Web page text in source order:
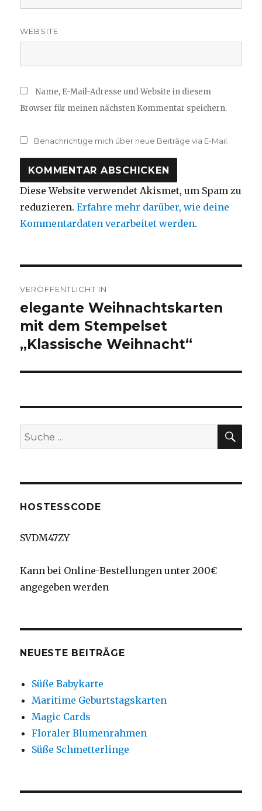
WEBSITE
Name, E-Mail-Adresse und Website in diesem
Browser für meinen nächsten Kommentar speichern.
Benachrichtige mich über neue Beiträge via E-Mail.
Diese Website verwendet Akismet, um Spam zu
reduzieren.Erfahre mehr darüber, wie deine
Kommentardaten verarbeitet werden.
VERÖFFENTLICHT IN
elegante Weihnachtskarten
mit dem Stempelset
„Klassische Weihnacht“
Suche
nach:
HOSTESSCODE
SVDM47ZY
Kann bei Online-Bestellungen unter 200€
angegeben werden
NEUESTE BEITRÄGE
Süße Babykarte
Maritime Geburtstagskarten
Magic Cards
Floraler Blumenrahmen
Süße Schmetterlinge